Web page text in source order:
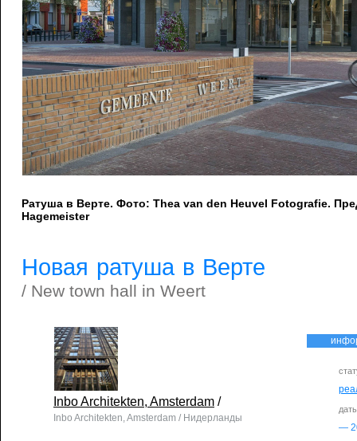
Ратуша в Верте. Фото: Thea van den Heuvel Fotografie.
Hagemeister
Новая ратуша в Верте
/ New town hall in Weert
—
Inbo Architekten, Amsterdam /
Inbo Architekten, Amsterdam / Нидерланды